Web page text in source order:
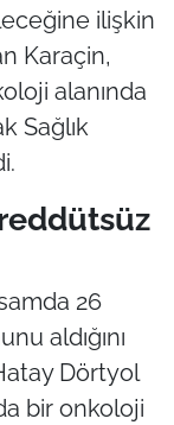
ilişkin
Karaçin,
alanında
Sağlık
26
aldığını
Dörtyol
bir onkoloji